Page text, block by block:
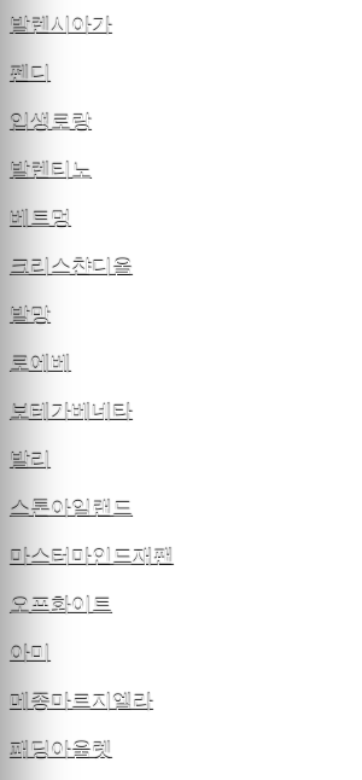
발렌시아가
펜디
입생로랑
발렌티노
베트멍
크리스챤디올
발망
로에베
보테가베네타
발리
스톤아일랜드
마스터마인드재팬
오프화이트
아미
메종마르지엘라
패딩아울렛